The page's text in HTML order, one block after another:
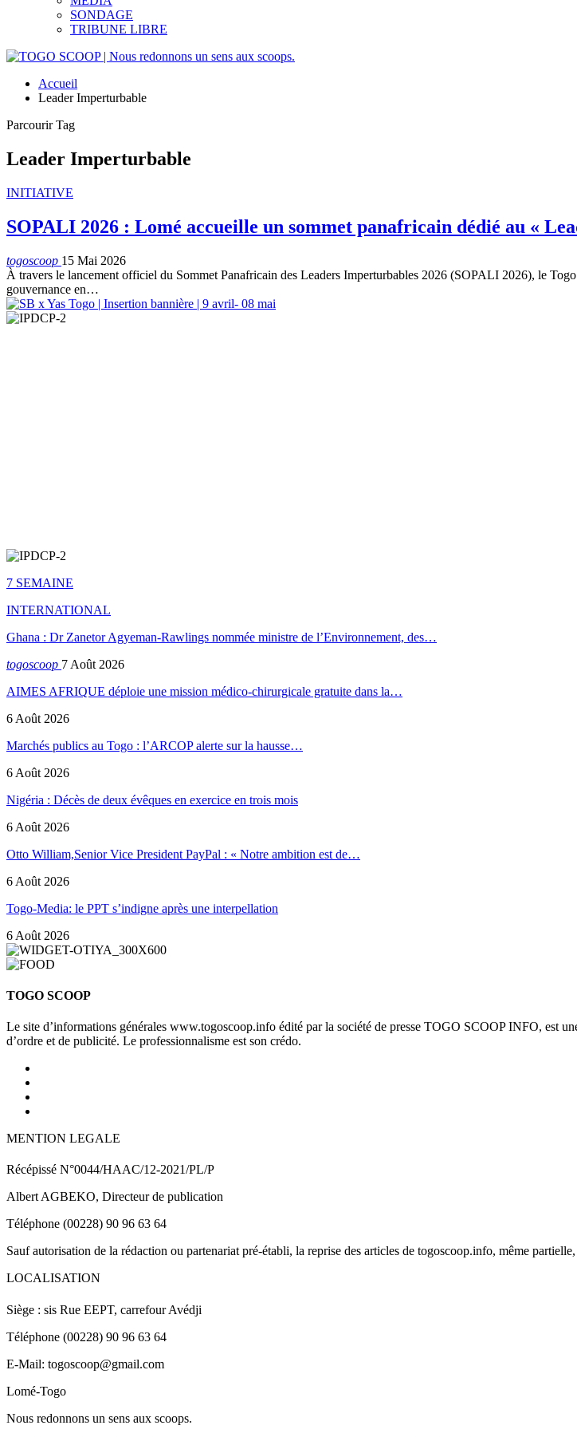
SONDAGE
TRIBUNE LIBRE
Accueil
Leader Imperturbable
Parcourir Tag
Leader Imperturbable
INITIATIVE
SOPALI 2026 : Lomé accueille un sommet panafricain dédié au «
togoscoop 15 Mai 2026
À travers le lancement officiel du Sommet Panafricain des Leaders Imperturbables 2026 (SOPALI 2026), le
gouvernance en…
7 SEMAINE
INTERNATIONAL
Ghana : Dr Zanetor Agyeman-Rawlings nommée ministre de l’Environnement, des…
togoscoop 7 Août 2026
AIMES AFRIQUE déploie une mission médico-chirurgicale gratuite dans la…
6 Août 2026
Marchés publics au Togo : l’ARCOP alerte sur la hausse…
6 Août 2026
Nigéria : Décès de deux évêques en exercice en trois mois
6 Août 2026
Otto William,Senior Vice President PayPal : « Notre ambition est de…
6 Août 2026
Togo-Media: le PPT s’indigne après une interpellation
6 Août 2026
TOGO SCOOP
Le site d’informations générales www.togoscoop.info édité par la société de presse TOGO SCOOP INFO, est
d’ordre et de publicité. Le professionnalisme est son crédo.
MENTION LEGALE
Récépissé N°0044/HAAC/12-2021/PL/P
Albert AGBEKO, Directeur de publication
Téléphone (00228) 90 96 63 64
Sauf autorisation de la rédaction ou partenariat pré-établi, la reprise des articles de togoscoop.info, même
LOCALISATION
Siège : sis Rue EEPT, carrefour Avédji
Téléphone (00228) 90 96 63 64
E-Mail: togoscoop@gmail.com
Lomé-Togo
Nous redonnons un sens aux scoops.